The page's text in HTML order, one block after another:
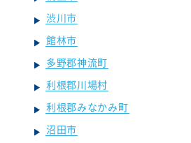
渋川市
館林市
多野郡神流町
利根郡川場村
利根郡みなかみ町
沼田市